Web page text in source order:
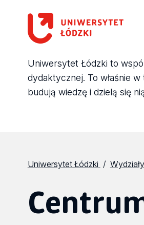
Uniwersytet Łódzki to
dydaktycznej. To właśnie
budują wiedzę i dzielą się
Uniwersytet Łódzki